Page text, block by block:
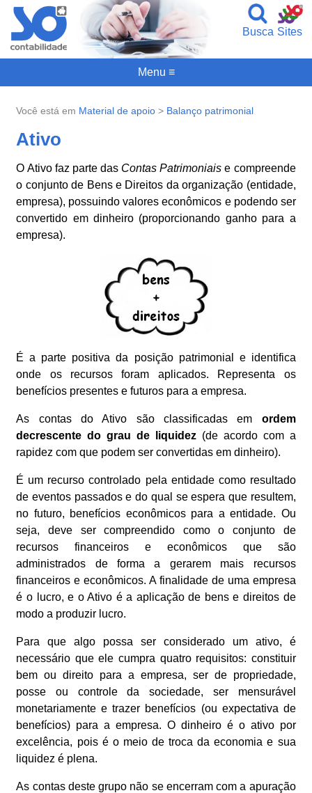
Sites
Busca
Você está em Material de apoio > Balanço patrimonial
Ativo
O Ativo faz parte das Contas Patrimoniais e compreende
o conjunto de Bens e Direitos da organização (entidade,
empresa), possuindo valores econômicos e podendo ser
convertido em dinheiro (proporcionando ganho para a
empresa).
É a parte positiva da posição patrimonial e identifica
onde os recursos foram aplicados. Representa os
benefícios presentes e futuros para a empresa.
As contas do Ativo são classificadas em ordem
decrescente do grau de liquidez (de acordo com a
rapidez com que podem ser convertidas em dinheiro).
É um recurso controlado pela entidade como resultado
de eventos passados e do qual se espera que resultem,
no futuro, benefícios econômicos para a entidade. Ou
seja, deve ser compreendido como o conjunto de
recursos financeiros e econômicos que são
administrados de forma a gerarem mais recursos
financeiros e econômicos. A finalidade de uma empresa
é o lucro, e o Ativo é a aplicação de bens e direitos de
modo a produzir lucro.
Para que algo possa ser considerado um ativo, é
necessário que ele cumpra quatro requisitos: constituir
bem ou direito para a empresa, ser de propriedade,
posse ou controle da sociedade, ser mensurável
monetariamente e trazer benefícios (ou expectativa de
benefícios) para a empresa. O dinheiro é o ativo por
excelência, pois é o meio de troca da economia e sua
liquidez é plena.
As contas deste grupo não se encerram com a apuração